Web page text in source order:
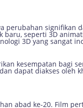
perubahan signifikan
seperti 3D
3D yang sangat
kesempatan bagi
dapat diakses oleh
abad ke-20. Film